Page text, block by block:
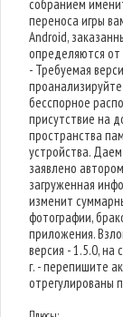
собранием
переноса игры
Android,
определяются от
- Требуемая
бесспорное
присутствие на
пространства
устройства.
заявлено
загруженная
изменит
фотографии,
приложения.
версия - 1.5.0, на
г. - перепишите
отрегулированы